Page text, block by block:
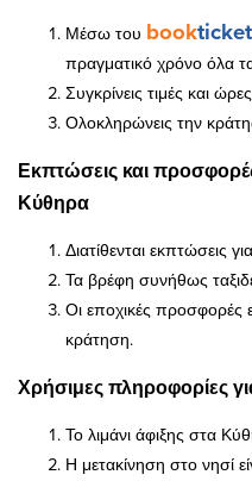
Μέσω του book
πραγματικό χρόνο όλα
Συγκρίνεις τιμές και
Ολοκληρώνεις την
Εκπτώσεις και
Κύθηρα
Διατίθενται εκπτώσεις
Τα βρέφη συνήθως
Οι εποχικές προσφορές
κράτηση.
Χρήσιμες πληροφορίες
Το λιμάνι άφιξης στα
Η μετακίνηση στο νησί